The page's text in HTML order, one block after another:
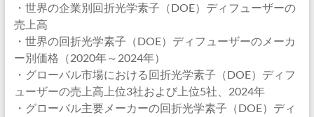
・世界の企業別回折光学素子（DOE）ディフューザーの
売上高
・世界の回折光学素子（DOE）ディフューザーのメーカ
ー別価格（2020年～2024年）
・グローバル市場における回折光学素子（DOE）ディフ
ューザーの売上高上位3社および上位5社、2024年
・グローバル主要メーカーの回折光学素子（DOE）ディ